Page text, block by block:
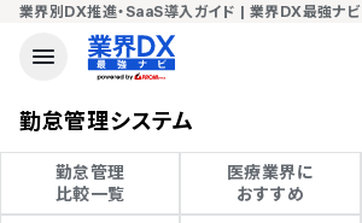
業界別DX推進・SaaS導入ガイド | 業界DX最強ナビ
勤怠管理システム
勤怠管理
比較一覧
医療業界に
おすすめ